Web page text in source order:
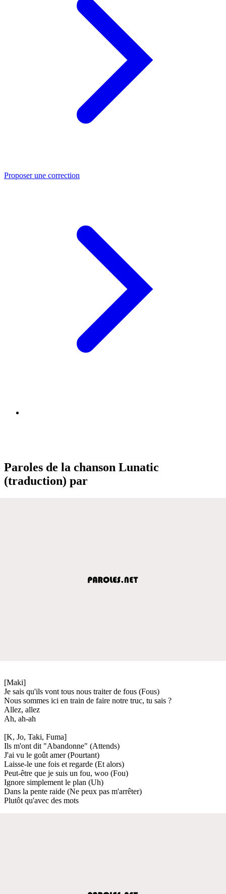
Proposer une correction
Paroles de la chanson Lunatic
(traduction) par
[Maki]
Je sais qu'ils vont tous nous traiter de fous (Fous)
Nous sommes ici en train de faire notre truc, tu sais ?
Allez, allez
Ah, ah-ah
[K, Jo, Taki, Fuma]
Ils m'ont dit "Abandonne" (Attends)
J'ai vu le goût amer (Pourtant)
Laisse-le une fois et regarde (Et alors)
Peut-être que je suis un fou, woo (Fou)
Ignore simplement le plan (Uh)
Dans la pente raide (Ne peux pas m'arrêter)
Plutôt qu'avec des mots